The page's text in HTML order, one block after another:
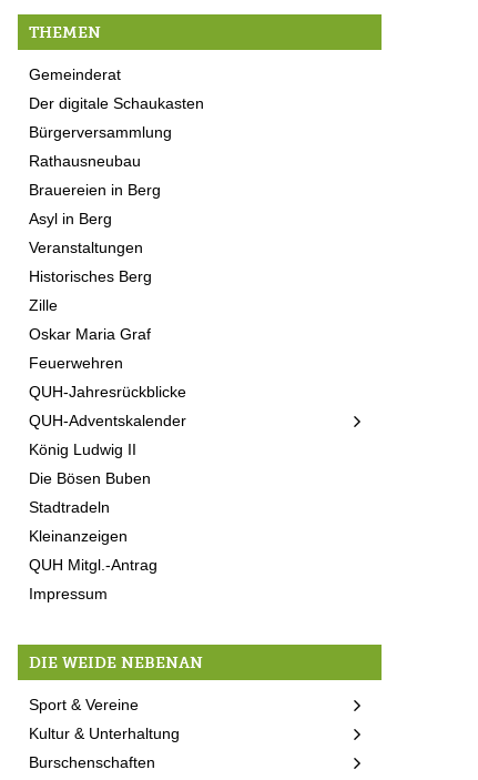
THEMEN
Gemeinderat
Der digitale Schaukasten
Bürgerversammlung
Rathausneubau
Brauereien in Berg
Asyl in Berg
Veranstaltungen
Historisches Berg
Zille
Oskar Maria Graf
Feuerwehren
QUH-Jahresrückblicke
QUH-Adventskalender
König Ludwig II
Die Bösen Buben
Stadtradeln
Kleinanzeigen
QUH Mitgl.-Antrag
Impressum
DIE WEIDE NEBENAN
Sport & Vereine
Kultur & Unterhaltung
Burschenschaften